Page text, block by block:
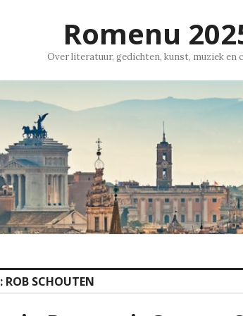
Romenu
Over literatuur, gedichten, kunst, muziek en
ROB SCHOUTEN